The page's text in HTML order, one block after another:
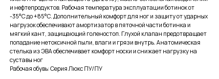
и нефтепродуктов. Рабочая температура эксплуатации ботинок от
-35°С до +85°С. Дополнительный комфорт для ног и защиту от ударных
нагрузок обеспечивают амортизатор в пяточной части ботинка и
мягкий кант, защищающий голеностоп. Глухой клапан предотвращает
попадание нетоксичной пыли, влаги и грязи внутрь. Анатомическая
стелька из ЭВА обеспечивает комфорт носки и снижает нагрузку на
суставы ног
Рабочая обувь: Серия Люкс ПУ/ПУ
info@sizoptom.ru
+7 (4942) 54-29-00